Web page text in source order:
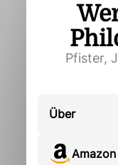
Pfister,
Über
Amazon